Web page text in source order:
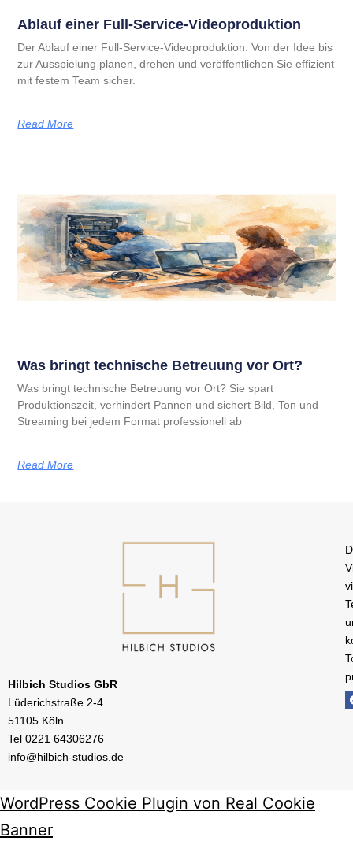
Ablauf einer Full-Service-Videoproduktion
Der Ablauf einer Full-Service-Videoproduktion: Von der Idee bis
zur Ausspielung planen, drehen und veröffentlichen Sie effizient
mit festem Team sicher.
Read More
Was bringt technische Betreuung vor Ort?
Was bringt technische Betreuung vor Ort? Sie spart
Produktionszeit, verhindert Pannen und sichert Bild, Ton und
Streaming bei jedem Format professionell ab
Read More
Hilbich Studios GbR
Lüderichstraße 2-4
51105 Köln
Tel 0221 64306276
info@hilbich-studios.de
WordPress Cookie Plugin von Real Cookie
Banner